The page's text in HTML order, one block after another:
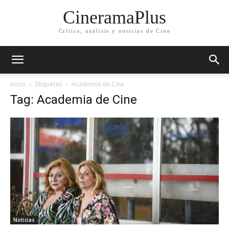
CineramaPlus
Crítica, análisis y noticias de Cine
Inicio Etiquetas Academia de Cine
Tag: Academia de Cine
Noticias